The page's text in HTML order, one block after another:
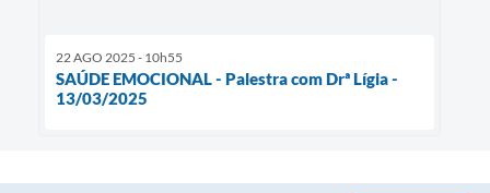
22 AGO 2025 - 10h55
SAÚDE EMOCIONAL - Palestra com Drª Lígia -
13/03/2025